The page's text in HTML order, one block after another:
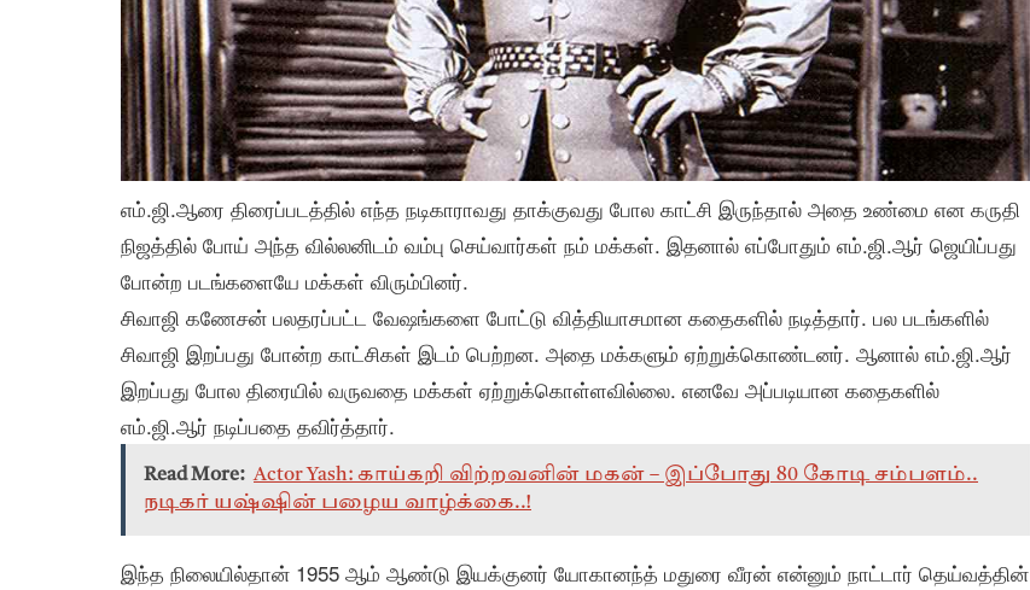
எம்.ஜி.ஆரை திரைப்படத்தில் எந்த நடிகாராவது தாக்குவது போல காட்சி இருந்தால் அதை உண்மை என கருதி
நிஜத்தில் போய் அந்த வில்லனிடம் வம்பு செய்வார்கள் நம் மக்கள். இதனால் எப்போதும் எம்.ஜி.ஆர் ஜெயிப்பது
போன்ற படங்களையே மக்கள் விரும்பினர்.
சிவாஜி கணேசன் பலதரப்பட்ட வேஷங்களை போட்டு வித்தியாசமான கதைகளில் நடித்தார். பல படங்களில்
சிவாஜி இறப்பது போன்ற காட்சிகள் இடம் பெற்றன. அதை மக்களும் ஏற்றுக்கொண்டனர். ஆனால் எம்.ஜி.ஆர்
இறப்பது போல திரையில் வருவதை மக்கள் ஏற்றுக்கொள்ளவில்லை. எனவே அப்படியான கதைகளில்
எம்.ஜி.ஆர் நடிப்பதை தவிர்த்தார்.
Read More: Actor Yash: காய்கறி விற்றவனின் மகன் – இப்போது 80 கோடி சம்பளம்..
நடிகர் யஷ்ஷின் பழைய வாழ்க்கை..!
இந்த நிலையில்தான் 1955 ஆம் ஆண்டு இயக்குனர் யோகானந்த் மதுரை வீரன் என்னும் நாட்டார் தெய்வத்தின்